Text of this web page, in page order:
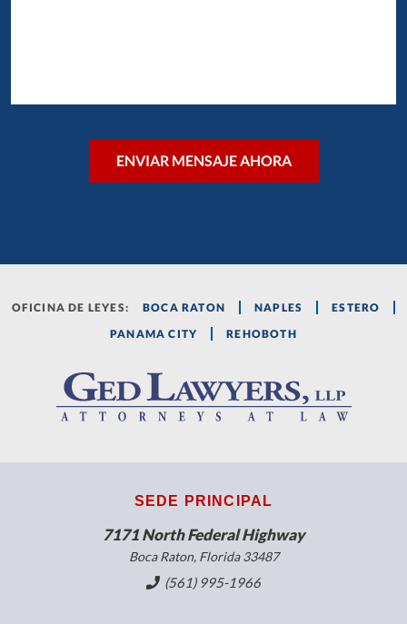
OFICINA DE LEYES: BOCA RATON NAPLES
ESTERO
PANAMA CITY
REHOBOTH
SEDE PRINCIPAL
7171 North Federal Highway
Boca Raton, Florida 33487
(561) 995-1966